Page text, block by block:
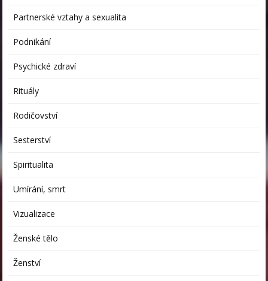
Partnerské vztahy a sexualita
Podnikání
Psychické zdraví
Rituály
Rodičovství
Sesterství
Spiritualita
Umírání, smrt
Vizualizace
Ženské tělo
Ženství